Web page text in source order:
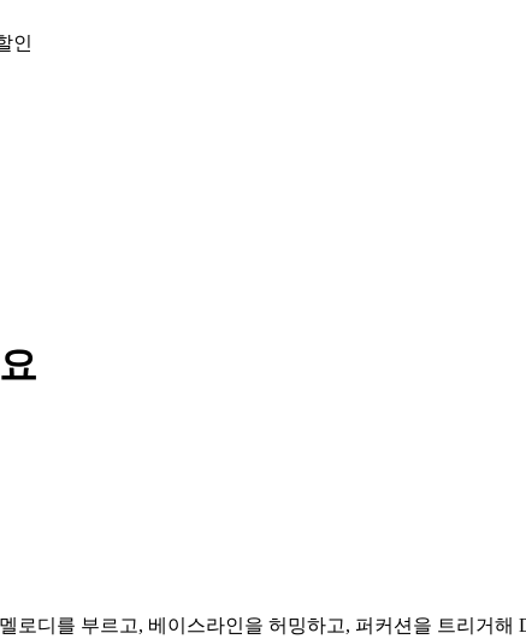
인
로디를 부르고, 베이스라인을 허밍하고, 퍼커션을 트리거